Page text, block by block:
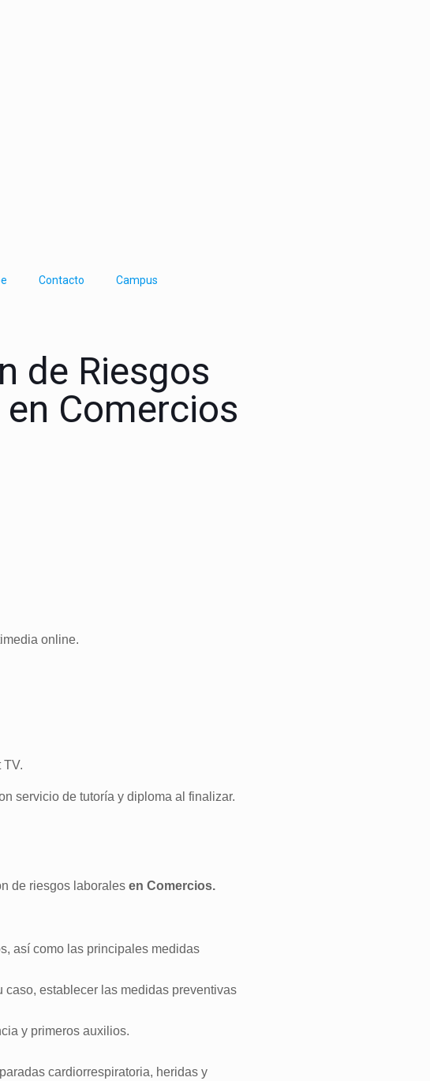
Contacto Campus
de Riesgos
Comercios
online.
TV.
servicio de tutoría y diploma al finalizar.
de riesgos laborales en Comercios.
así como las principales medidas
establecer las medidas preventivas
y primeros auxilios.
cardiorrespiratoria, heridas y